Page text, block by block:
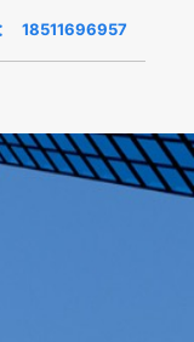
18511696957